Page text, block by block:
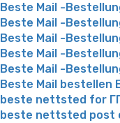
Beste Mail -
Beste Mail -
Beste Mail -
Beste Mail -
Beste Mail -
Beste Mail bestellen
beste nettsted for
beste nettsted post